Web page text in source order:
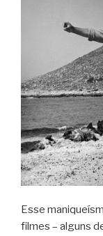
Esse
filmes – alguns